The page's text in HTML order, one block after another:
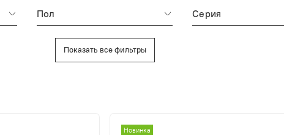
Пол Серия
Показать все фильтры
Новинка